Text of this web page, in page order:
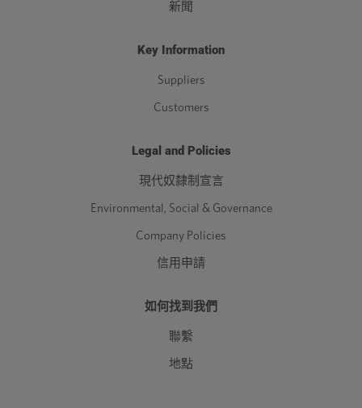
新聞
Key Information
Suppliers
Customers
Legal and Policies
現代奴隸制宣言
Environmental, Social & Governance
Company Policies
信用申請
如何找到我們
聯繫
地點